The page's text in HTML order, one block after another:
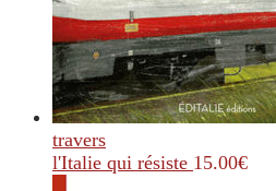
travers
l'Italie qui résiste 15.00€